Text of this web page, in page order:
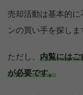
売却活動は基本的に
ンの買い手を探しま
ただし、 内覧にはご
が必要です。